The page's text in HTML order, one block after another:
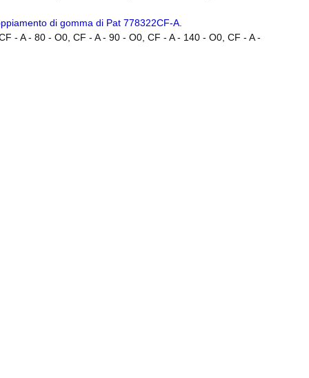
di gomma di Pat 778322CF-A
- A - 80 - O0, CF - A - 90 - O0, CF - A - 140 - O0, CF - A -